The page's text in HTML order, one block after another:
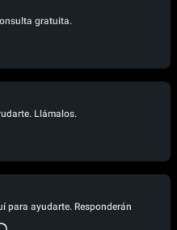
gratuita.
Llámalos.
para ayudarte. Responderán